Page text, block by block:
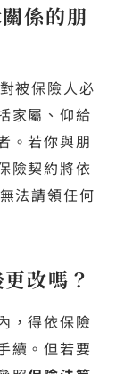
係的朋
被保險人必
家屬、仰給
。若你與朋
險契約將依
法請領任何
改嗎？
，得依保險
續。但若要